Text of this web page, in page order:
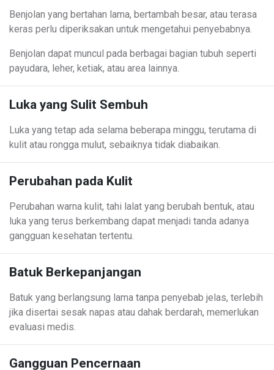
Benjolan yang bertahan lama, bertambah besar, atau terasa
keras perlu diperiksakan untuk mengetahui penyebabnya.
Benjolan dapat muncul pada berbagai bagian tubuh seperti
payudara, leher, ketiak, atau area lainnya.
Luka yang Sulit Sembuh
Luka yang tetap ada selama beberapa minggu, terutama di
kulit atau rongga mulut, sebaiknya tidak diabaikan.
Perubahan pada Kulit
Perubahan warna kulit, tahi lalat yang berubah bentuk, atau
luka yang terus berkembang dapat menjadi tanda adanya
gangguan kesehatan tertentu.
Batuk Berkepanjangan
Batuk yang berlangsung lama tanpa penyebab jelas, terlebih
jika disertai sesak napas atau dahak berdarah, memerlukan
evaluasi medis.
Gangguan Pencernaan